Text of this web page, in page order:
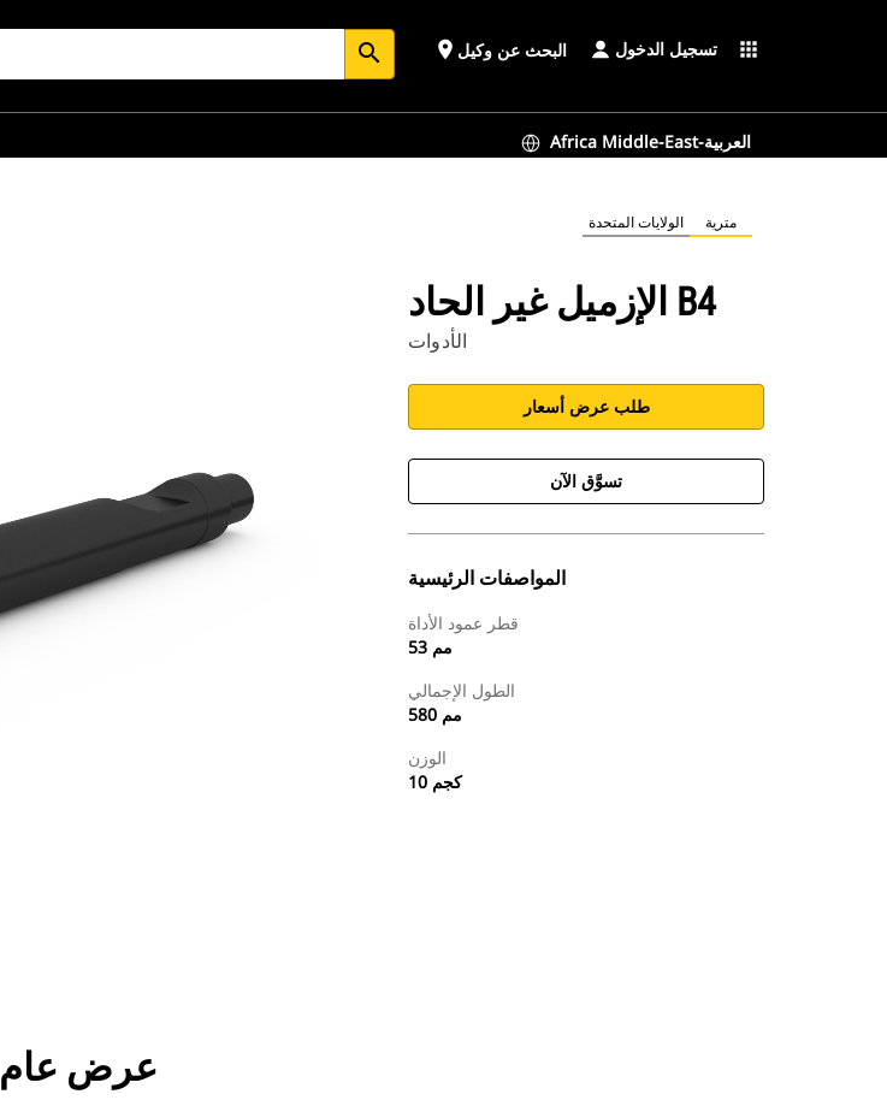
search place البحث عن وكيل تسجيل الدخول apps
Africa Middle-East-العربية
الولايات المتحدة مترية
الإزميل غير الحاد B4
الأدوات
طلب عرض أسعار
تسوَّق الآن
المواصفات الرئيسية
قطر عمود الأداة
53 مم
الطول الإجمالي
580 مم
الوزن
10 كجم
الأدوات
عرض عام